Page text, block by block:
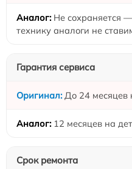
Не сохраняется
технику аналоги не
Гарантия сервиса
До 24 месяцев
12 месяцев на
Срок ремонта